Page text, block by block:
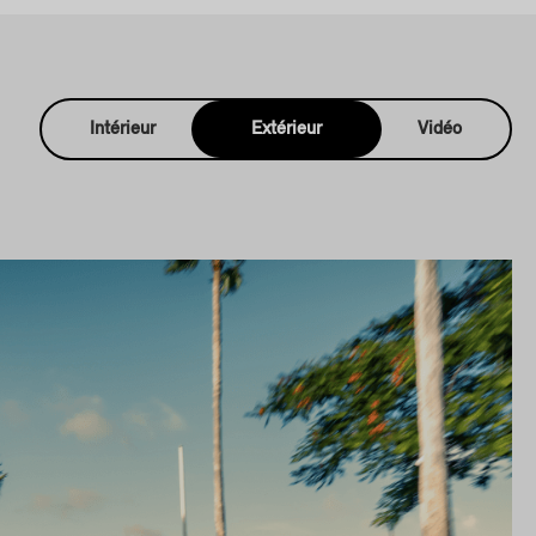
Intérieur Extérieur Vidéo